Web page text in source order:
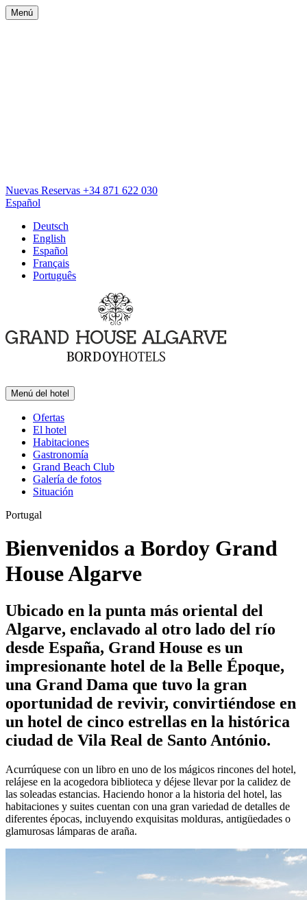
Menú
Nuevas Reservas +34 871 622 030
Español
Deutsch
English
Español
Français
Português
Menú del hotel
Ofertas
El hotel
Habitaciones
Gastronomía
Grand Beach Club
Galería de fotos
Situación
Portugal
Bienvenidos a Bordoy Grand
House Algarve
Ubicado en la punta más oriental del
Algarve, enclavado al otro lado del río
desde España, Grand House es un
impresionante hotel de la Belle Époque,
una Grand Dama que tuvo la gran
oportunidad de revivir, convirtiéndose en
un hotel de cinco estrellas en la histórica
ciudad de Vila Real de Santo António.
Acurrúquese con un libro en uno de los mágicos rincones del hotel,
relájese en la acogedora biblioteca y déjese llevar por la calidez de
las soleadas estancias. Haciendo honor a la historia del hotel, las
habitaciones y suites cuentan con una gran variedad de detalles de
diferentes épocas, incluyendo exquisitas molduras, antigüedades o
glamurosas lámparas de araña.